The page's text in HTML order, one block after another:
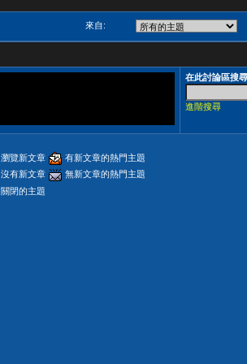
來自:
在此討論區搜尋
進階搜尋
瀏覽新文章
有新文章的熱門主題
沒有新文章
無新文章的熱門主題
關閉的主題